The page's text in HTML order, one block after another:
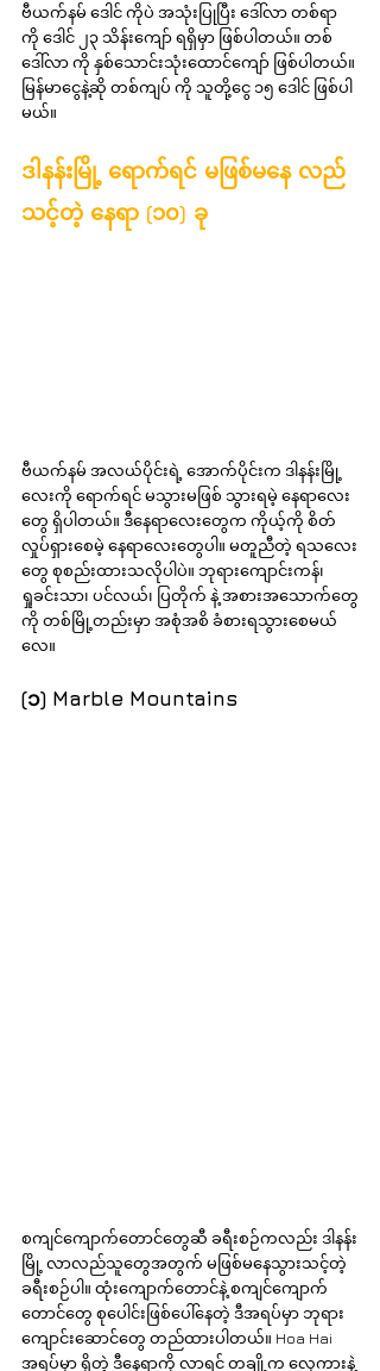
ဗီယက်နမ် ဒေါင် ကိုပဲ အသုံးပြုပြီး ဒေါ်လာ တစ်ရာ
ကို ဒေါင် ၂၃ သိန်းကျော် ရရှိမှာ ဖြစ်ပါတယ်။ တစ်
ဒေါ်လာ ကို နှစ်သောင်းသုံးထောင်ကျော် ဖြစ်ပါတယ်။
မြန်မာငွေနဲ့ဆို တစ်ကျပ် ကို သူတို့ငွေ ၁၅ ဒေါင် ဖြစ်ပါ
မယ်။
ဒါနန်းမြို့ ရောက်ရင် မဖြစ်မနေ လည်
သင့်တဲ့ နေရာ (၁၀) ခု
ဗီယက်နမ် အလယ်ပိုင်းရဲ့ အောက်ပိုင်းက ဒါနန်းမြို့
လေးကို ရောက်ရင် မသွားမဖြစ် သွားရမဲ့ နေရာလေး
တွေ ရှိပါတယ်။ ဒီနေရာလေးတွေက ကိုယ့်ကို စိတ်
လှုပ်ရှားစေမဲ့ နေရာလေးတွေပါ။ မတူညီတဲ့ ရသလေး
တွေ စုစည်းထားသလိုပါပဲ။ ဘုရားကျောင်းကန်၊
ရှုခင်းသာ၊ ပင်လယ်၊ ပြတိုက် နဲ့ အစားအသောက်တွေ
ကို တစ်မြို့တည်းမှာ အစုံအစိ ခံစားရသွားစေမယ်
လေ။
(၁) Marble Mountains
စကျင်ကျောက်တောင်တွေဆီ ခရီးစဉ်ကလည်း ဒါနန်း
မြို့ လာလည်သူတွေအတွက် မဖြစ်မနေသွားသင့်တဲ့
ခရီးစဉ်ပါ။ ထုံးကျောက်တောင်နဲ့ စကျင်ကျောက်
တောင်တွေ စုပေါင်းဖြစ်ပေါ်နေတဲ့ ဒီအရပ်မှာ ဘုရား
ကျောင်းဆောင်တွေ တည်ထားပါတယ်။ Hoa Hai
အရပ်မှာ ရှိတဲ့ ဒီနေရာကို လာရင် တချို့က လှေကားနဲ့